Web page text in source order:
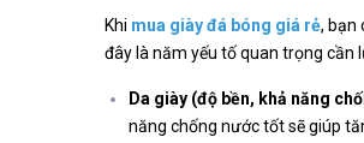
Khi mua giày đá bóng giá rẻ, bạn
đây là năm yếu tố quan trọng cần
Da giày (độ bền, khả năng
năng chống nước tốt sẽ giúp